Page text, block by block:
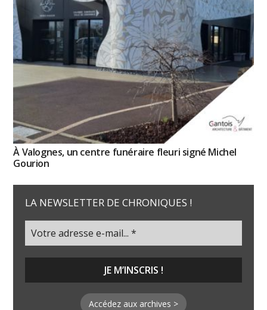
À Valognes, un centre funéraire fleuri signé Michel
Gourion
LA NEWSLETTER DE CHRONIQUES !
Accédez aux archives >